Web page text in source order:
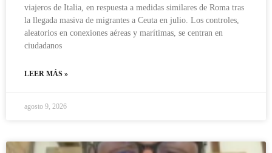
viajeros de Italia, en respuesta a medidas similares de Roma tras
la llegada masiva de migrantes a Ceuta en julio. Los controles,
aleatorios en conexiones aéreas y marítimas, se centran en
ciudadanos
LEER MÁS »
agosto 9, 2026